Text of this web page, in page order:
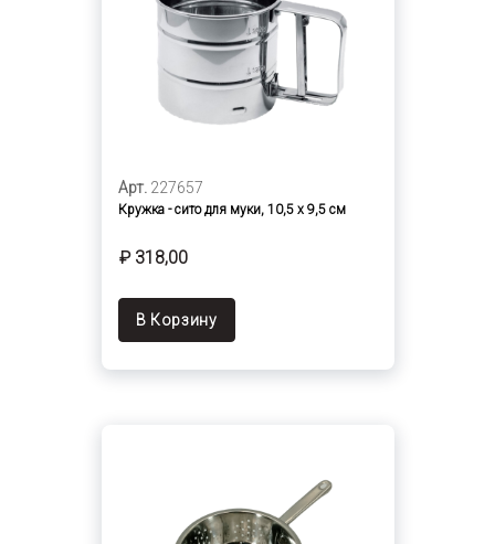
Арт. 227657
Кружка - сито для муки, 10,5 х 9,5 см
₽ 318,00
В Корзину